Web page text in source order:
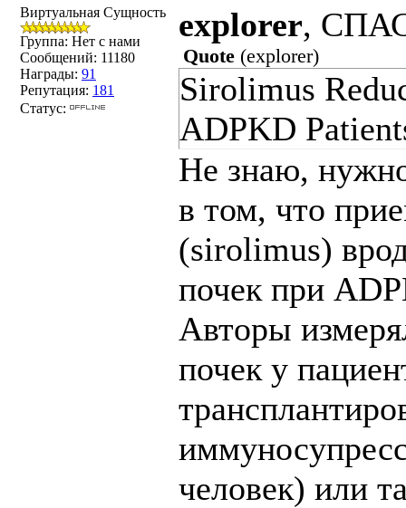
Виртуальная Сущность
Группа: Нет с нами
Сообщений: 11180
Награды: 91
Репутация: 181
Статус:
explorer,
Quote (explorer)
Sirolimus
ADPKD
Не знаю,
в том, что
(sirolimus)
почек при
Авторы
почек у
человек) или